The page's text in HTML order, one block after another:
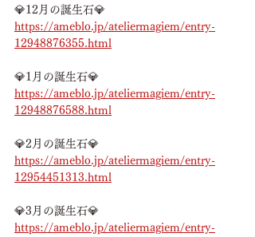
💎12月の誕生石💎
https://ameblo.jp/ateliermagiem/entry-
12948876355.html
💎1月の誕生石💎
https://ameblo.jp/ateliermagiem/entry-
12948876588.html
💎2月の誕生石💎
https://ameblo.jp/ateliermagiem/entry-
12954451313.html
💎3月の誕生石💎
https://ameblo.jp/ateliermagiem/entry-